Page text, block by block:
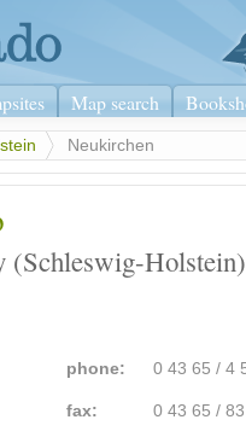
Map search
Neukirchen
(Schleswig-Holstein)
phone: 0 43 65 / 4
fax: 0 43 65 /